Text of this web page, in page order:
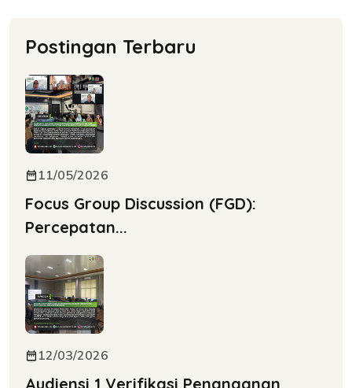
Postingan Terbaru
11/05/2026
Focus Group Discussion (FGD):
Percepatan...
12/03/2026
Audiensi 1 Verifikasi Penanganan